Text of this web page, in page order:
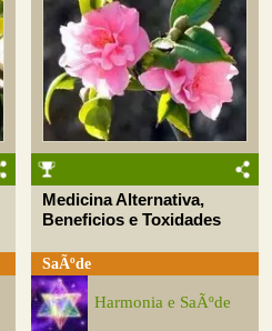
Medicina Alternativa,
Beneficios e Toxidades
SaÃºde
Harmonia e SaÃºde